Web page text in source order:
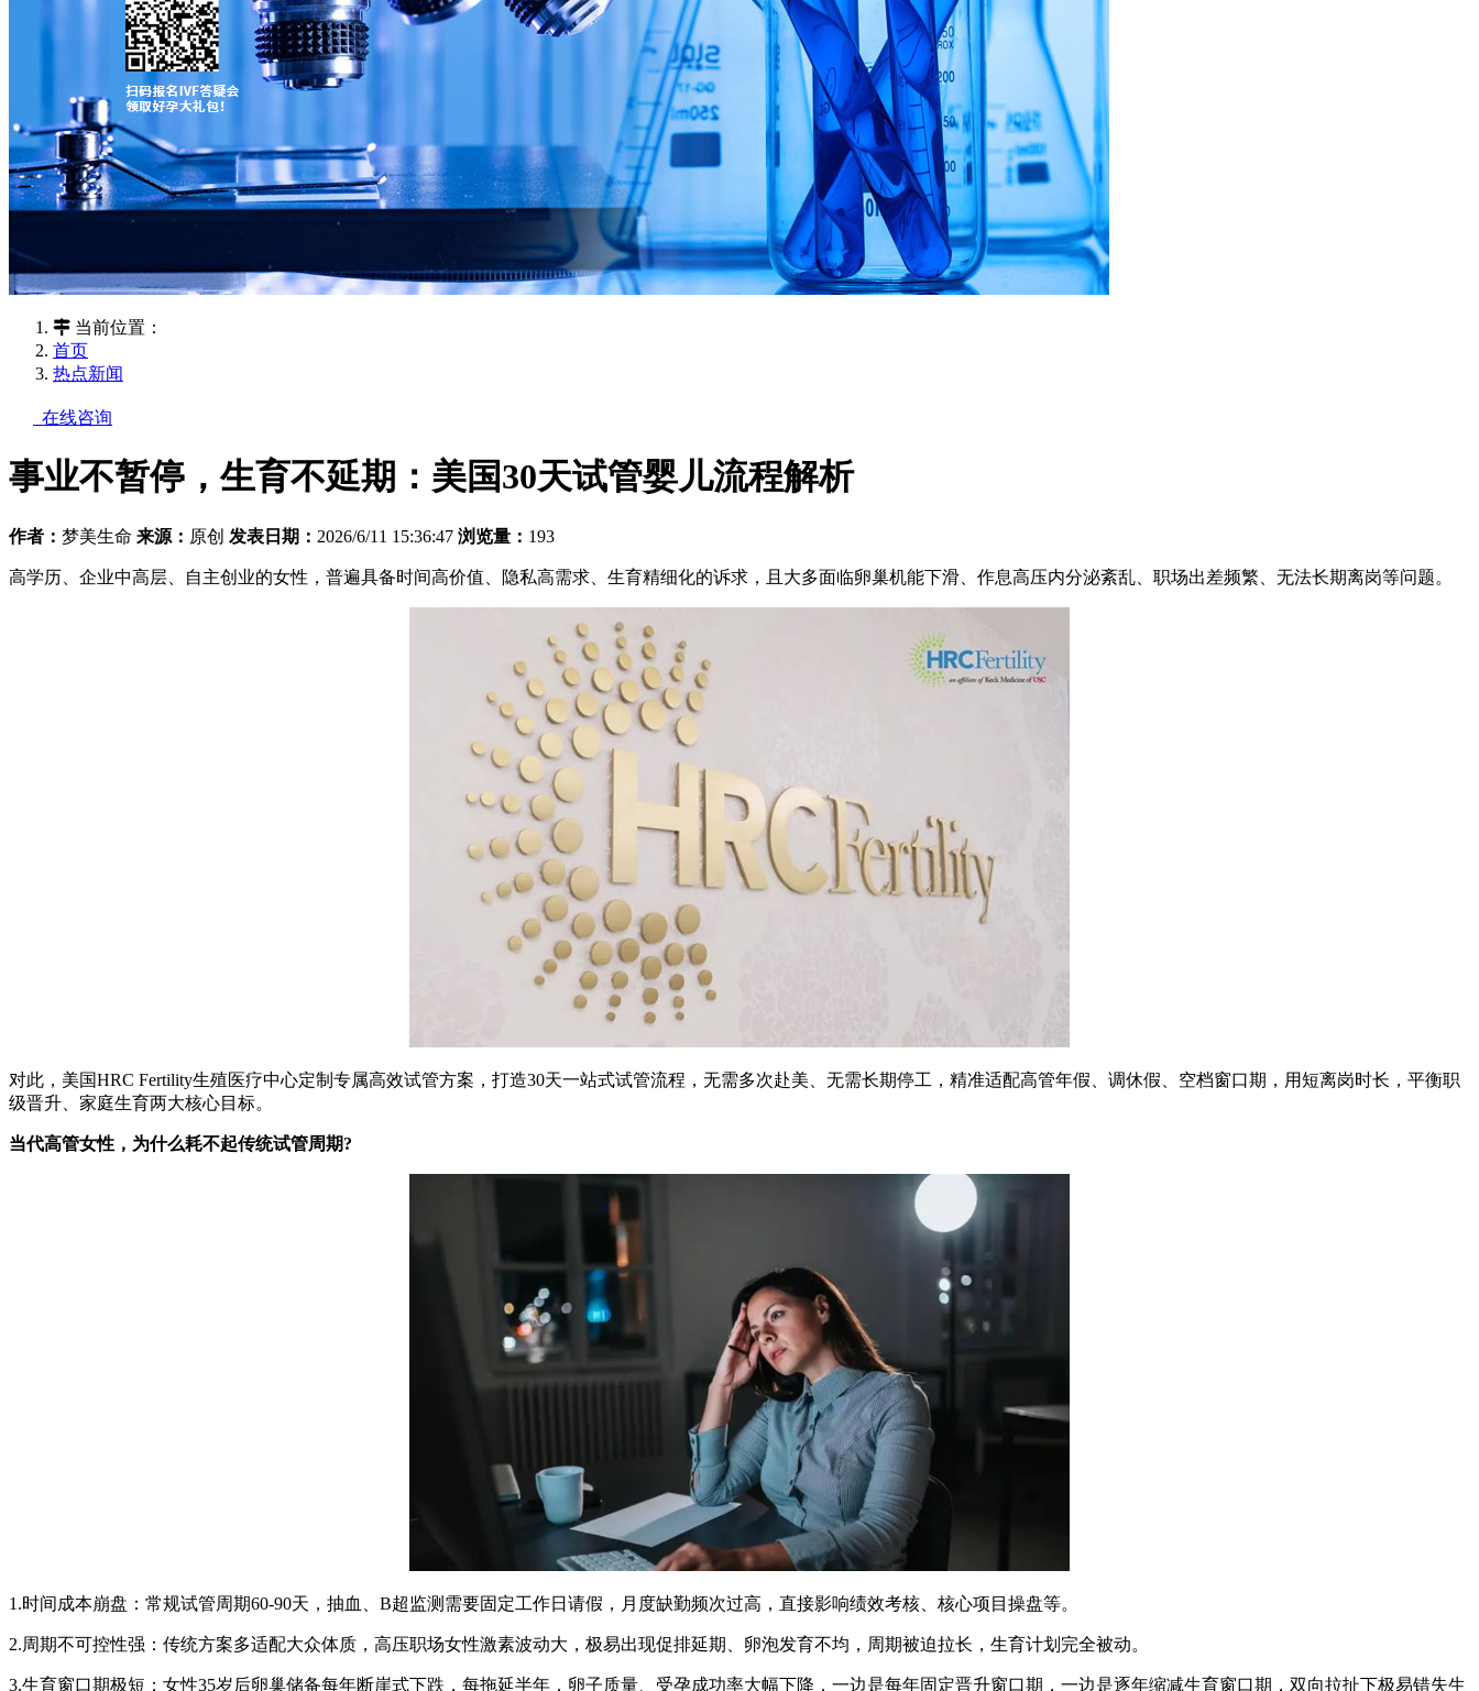
当前位置：
首页
热点新闻
在线咨询
事业不暂停，生育不延期：美国30天试管婴儿流程解析
作者： 梦美生命 来源： 原创 发表日期： 2026/6/11 15:36:47 浏览量： 193
高学历、企业中高层、自主创业的女性，普遍具备时间高价值、隐私高需求、生育精细化的诉求，且大多面临卵巢机能下滑、作息高压内分泌紊乱、职场出差频繁、无法长期离岗等问题。
对此，美国HRC Fertility生殖医疗中心定制专属高效试管方案，打造30天一站式试管流程，无需多次赴美、无需长期停工，精准适配高管年假、调休假、空档窗口期，用短离岗时长，平衡职
级晋升、家庭生育两大核心目标。
当代高管女性，为什么耗不起传统试管周期?
1.时间成本崩盘：常规试管周期60-90天，抽血、B超监测需要固定工作日请假，月度缺勤频次过高，直接影响绩效考核、核心项目操盘等。
2.周期不可控性强：传统方案多适配大众体质，高压职场女性激素波动大，极易出现促排延期、卵泡发育不均，周期被迫拉长，生育计划完全被动。
3.生育窗口期极短：女性35岁后卵巢储备每年断崖式下跌，每拖延半年，卵子质量、受孕成功率大幅下降，一边是每年固定晋升窗口期，一边是逐年缩减生育窗口期，双向拉扯下极易错失生